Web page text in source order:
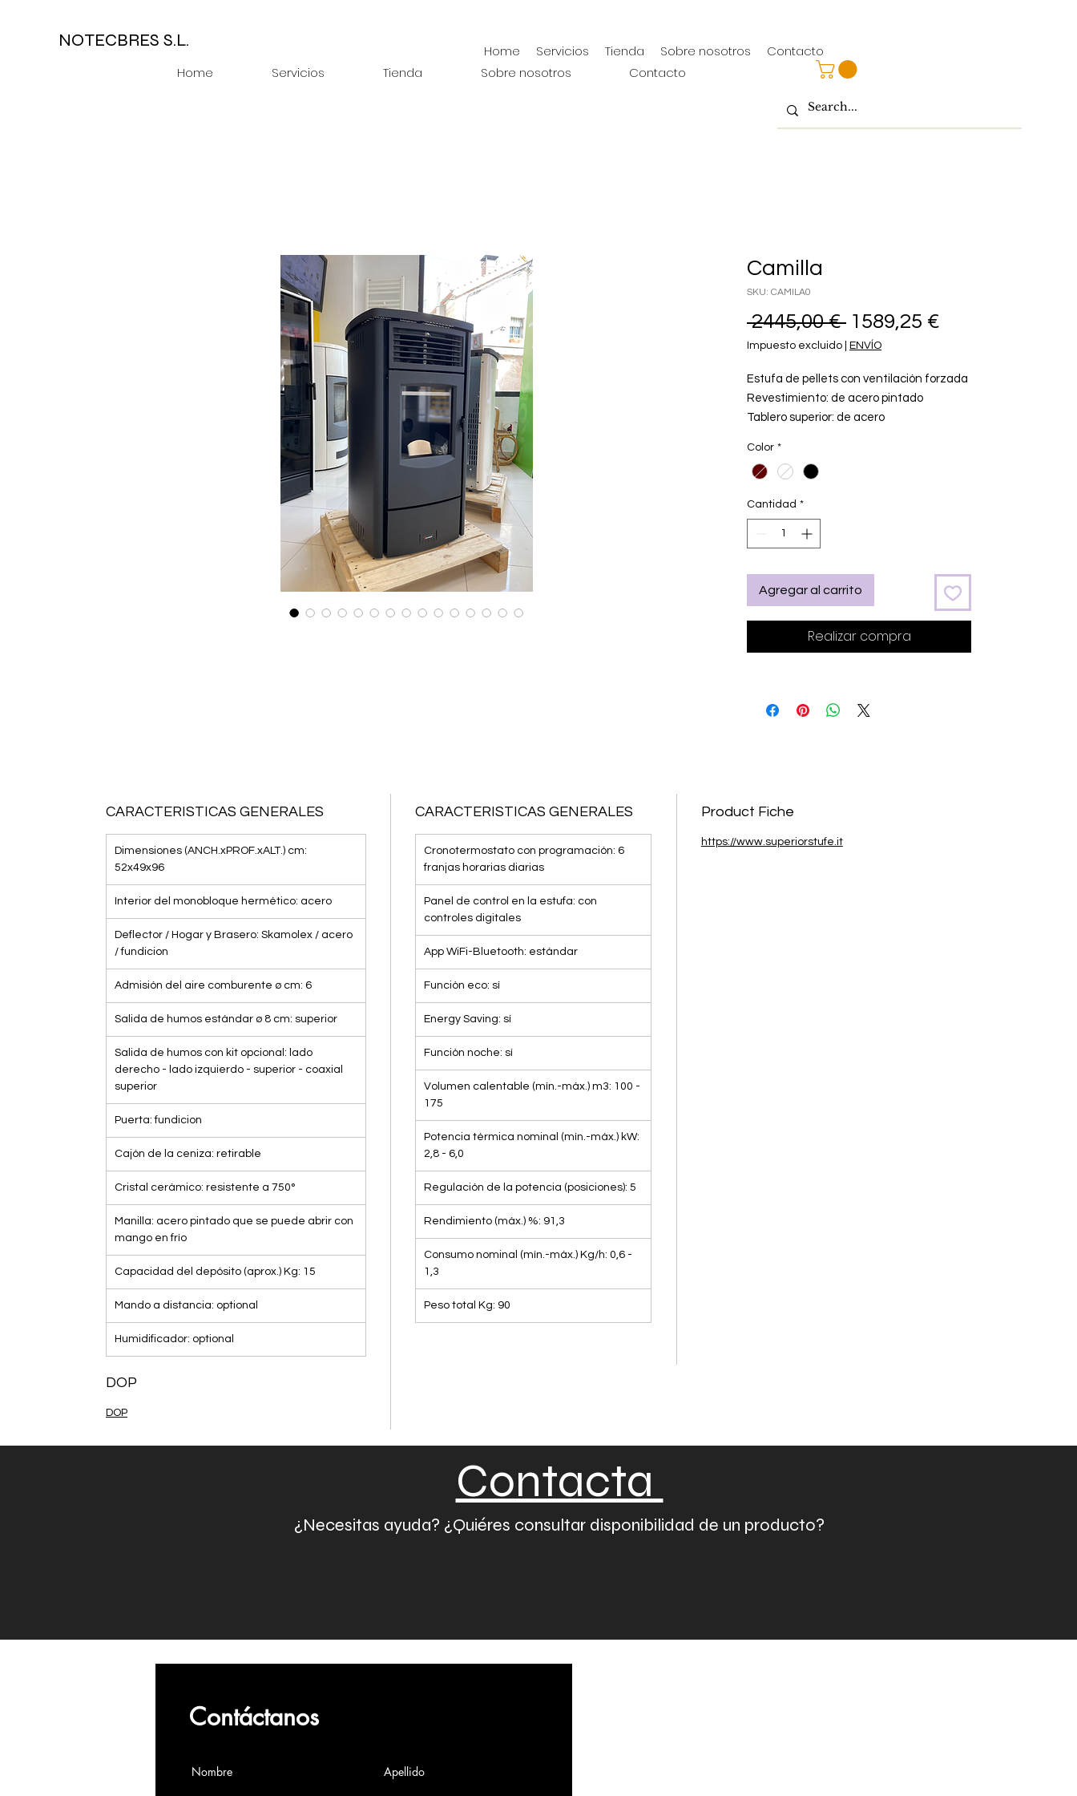
NOTECBRES S.L.
Home Servicios Tienda Sobre nosotros Contacto
Camilla
SKU: CAMILA0
2445,00 € Precio
1589,25 €
Impuesto excluido ENVÍO
Estufa de pellets con ventilación forzada
Revestimiento: de acero pintado
Tablero superior: de acero
metallico, Bianco metallico & Nero
contacto con nosotros y le ofertaremos
un presupuesto para pedir dicho
producto.)
INSTALACIÓN BÁSICA INCLUIDA, incluye;
Trasnsporte del equipo hasta el lugar
Hasta 5 metros de tubo para salida de
Color *
Cantidad *
Agregar al carrito
Realizar compra
CARACTERISTICAS GENERALES
Dimensiones (ANCH.xPROF.xALT.) cm:
52x49x96
Interior del monobloque hermético: acero
Deflector / Hogar y Brasero: Skamolex / acero
/ fundicion
Admisión del aire comburente ø cm: 6
Salida de humos estándar ø 8 cm: superior
Salida de humos con kit opcional: lado
derecho - lado izquierdo - superior - coaxial
superior
Puerta: fundicion
Cajón de la ceniza: retirable
Cristal cerámico: resistente a 750°
Manilla: acero pintado que se puede abrir con
mango en frío
Capacidad del depósito (aprox.) Kg: 15
Mando a distancia: optional
Humidificador: optional
CARACTERISTICAS GENERALES
Cronotermostato con programación: 6
franjas horarias diarias
Panel de control en la estufa: con
controles digitales
App WiFi-Bluetooth: estándar
Funciòn eco: sí
Energy Saving: sí
Funciòn noche: sí
Volumen calentable (mín.-máx.) m3: 100 -
175
Potencia térmica nominal (mín.-máx.) kW:
2,8 - 6,0
Regulación de la potencia (posiciones): 5
Rendimiento (máx.) %: 91,3
Consumo nominal (mín.-máx.) Kg/h: 0,6 -
1,3
Peso total Kg: 90
Product Fiche
https://www.superiorstufe.it
DOP
DOP
Contacta
¿Necesitas ayuda? ¿Quiéres consultar disponibilidad de un producto?
Home Servicios Tienda Sobre nosotros Contacto
Contáctanos
Nombre Apellido